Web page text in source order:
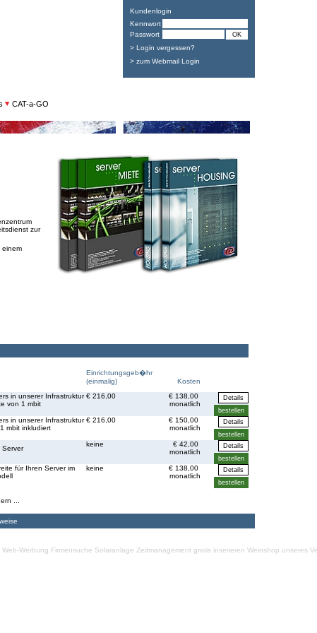
Kundenlogin
Kennwort
Passwort
> Login vergessen?
> zum Webmail Login
CAT-a-GO
zur
einem
Einrichtungsgeb�hr
(einmalig)
Kosten
in unserer Infrastruktur
von 1 mbit
€ 216,00
€ 138,00
monatlich
in unserer Infrastruktur
mbit inkludiert
€ 216,00
€ 150,00
monatlich
Server
keine
€ 42,00
monatlich
für Ihren Server im
keine
€ 138,00
monatlich
...
Web-Werbung Firmensuche Solaranlage Zeitmanagement gratis inserieren Weinshop unseres